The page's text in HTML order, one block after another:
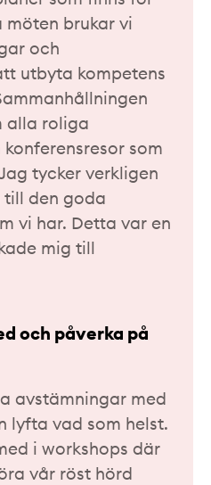
möten brukar vi
och
utbyta kompetens
alla roliga
som
tycker verkligen
den goda
vi har. Detta var en
mig till
och påverka på
avstämningar med
lyfta vad som helst.
i workshops där
vår röst hörd